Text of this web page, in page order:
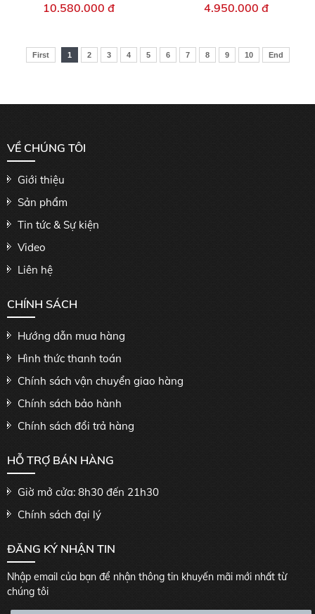
10.580.000 đ 4.950.000 đ
First 1 2 3 4 5 6 7 8 9 10 End
VỀ CHÚNG TÔI
Giới thiệu
Sản phẩm
Tin tức & Sự kiện
Video
Liên hệ
CHÍNH SÁCH
Hướng dẫn mua hàng
Hình thức thanh toán
Chính sách vận chuyển giao hàng
Chính sách bảo hành
Chính sách đổi trả hàng
HỖ TRỢ BÁN HÀNG
Giờ mở cửa: 8h30 đến 21h30
Chính sách đại lý
ĐĂNG KÝ NHẬN TIN
Nhập email của bạn để nhận thông tin khuyến mãi mới nhất từ
chúng tôi